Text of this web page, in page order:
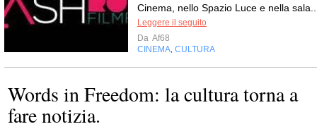
Cinema, nello Spazio Luce e nella
Leggere il seguito
Da Af68
CINEMA CULTURA
Words in Freedom: la cultura torna a
fare notizia.